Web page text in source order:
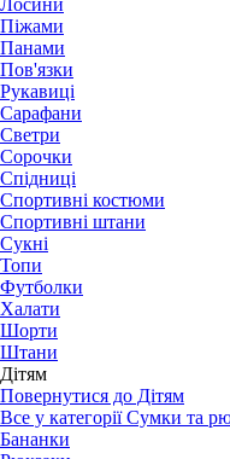
Лосини
Піжами
Панами
Пов'язки
Рукавиці
Сарафани
Светри
Сорочки
Спідниці
Спортивні костюми
Спортивні штани
Сукні
Топи
Футболки
Халати
Шорти
Штани
Дітям
Повернутися до Дітям
Все у категорії Сумки та
Бананки